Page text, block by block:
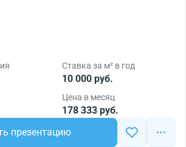
Ставка за м² в год
10 000 руб.
Цена в месяц
178 333 руб.
презентацию